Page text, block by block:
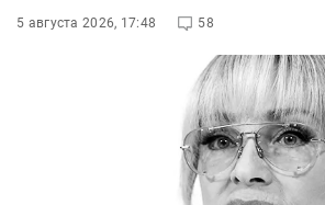
5 августа 2026, 17:48 58